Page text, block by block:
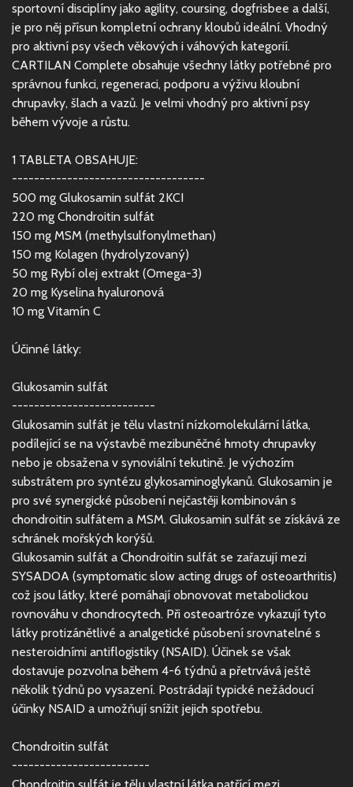
sportovní disciplíny jako agility, coursing, dogfrisbee a další,
je pro něj přísun kompletní ochrany kloubů ideální. Vhodný
pro aktivní psy všech věkových i váhových kategorií.
CARTILAN Complete obsahuje všechny látky potřebné pro
správnou funkci, regeneraci, podporu a výživu kloubní
chrupavky, šlach a vazů. Je velmi vhodný pro aktivní psy
během vývoje a růstu.
1 TABLETA OBSAHUJE:
-----------------------------------
500 mg Glukosamin sulfát 2KCI
220 mg Chondroitin sulfát
150 mg MSM (methylsulfonylmethan)
150 mg Kolagen (hydrolyzovaný)
50 mg Rybí olej extrakt (Omega-3)
20 mg Kyselina hyaluronová
10 mg Vitamín C
Účinné látky:
Glukosamin sulfát
--------------------------
Glukosamin sulfát je tělu vlastní nízkomolekulární látka,
podílející se na výstavbě mezibuněčné hmoty chrupavky
nebo je obsažena v synoviální tekutině. Je výchozím
substrátem pro syntézu glykosaminoglykanů. Glukosamin je
pro své synergické působení nejčastěji kombinován s
chondroitin sulfátem a MSM. Glukosamin sulfát se získává ze
schránek mořských korýšů.
Glukosamin sulfát a Chondroitin sulfát se zařazují mezi
SYSADOA (symptomatic slow acting drugs of osteoarthritis)
což jsou látky, které pomáhají obnovovat metabolickou
rovnováhu v chondrocytech. Při osteoartróze vykazují tyto
látky protizánětlivé a analgetické působení srovnatelné s
nesteroidními antiflogistiky (NSAID). Účinek se však
dostavuje pozvolna během 4-6 týdnů a přetrvává ještě
několik týdnů po vysazení. Postrádají typické nežádoucí
účinky NSAID a umožňují snížit jejich spotřebu.
Chondroitin sulfát
-------------------------